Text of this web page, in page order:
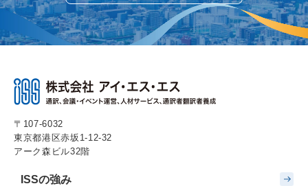
〒107-6032
東京都港区赤坂1-12-32
アーク森ビル32階
ISSの強み